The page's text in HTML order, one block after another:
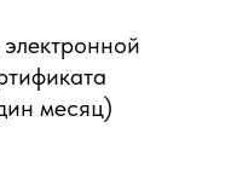
месяц)